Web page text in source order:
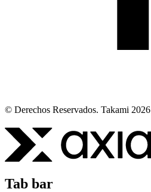
© Derechos Reservados. Takami 2026
Tab bar